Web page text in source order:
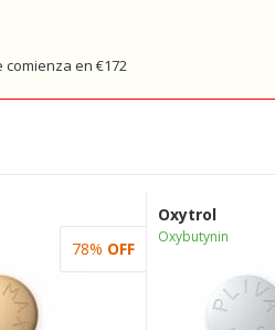
en €172
78% OFF
Oxytrol
Oxybutynin